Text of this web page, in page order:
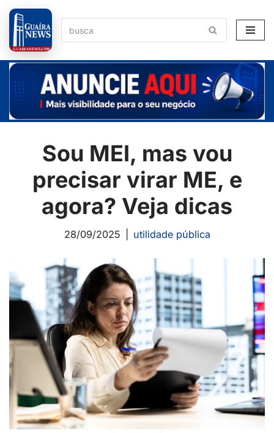
Pular
para
o
conteúdo
Sou MEI, mas vou
precisar virar ME, e
agora? Veja dicas
28/09/2025 utilidade pública